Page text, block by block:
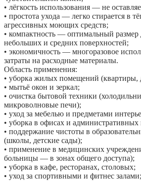
• лёгкость использования — не
• простота ухода — легко стирается в
агрессивных моющих средств;
• компактность — оптимальный размер
небольших и средних поверхностей;
• экономичность — многоразовое
затраты на расходные материалы.
Область применения:
• уборка жилых помещений (квартиры,
• мытьё окон и зеркал;
• очистка бытовой техники
микроволновые печи);
• уход за мебелью и предметами
• уборка в офисах и
• поддержание чистоты в
(школы, детские сады);
• применение в медицинских
больницы — в зонах общего доступа);
• уборка в кафе, ресторанах, столовых;
• уход за спортивными и фитнес залами;